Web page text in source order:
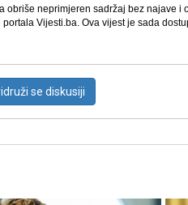
obriše neprimjeren sadržaj bez najave i
Vijesti.ba. Ova vijest je sada
se diskusiji